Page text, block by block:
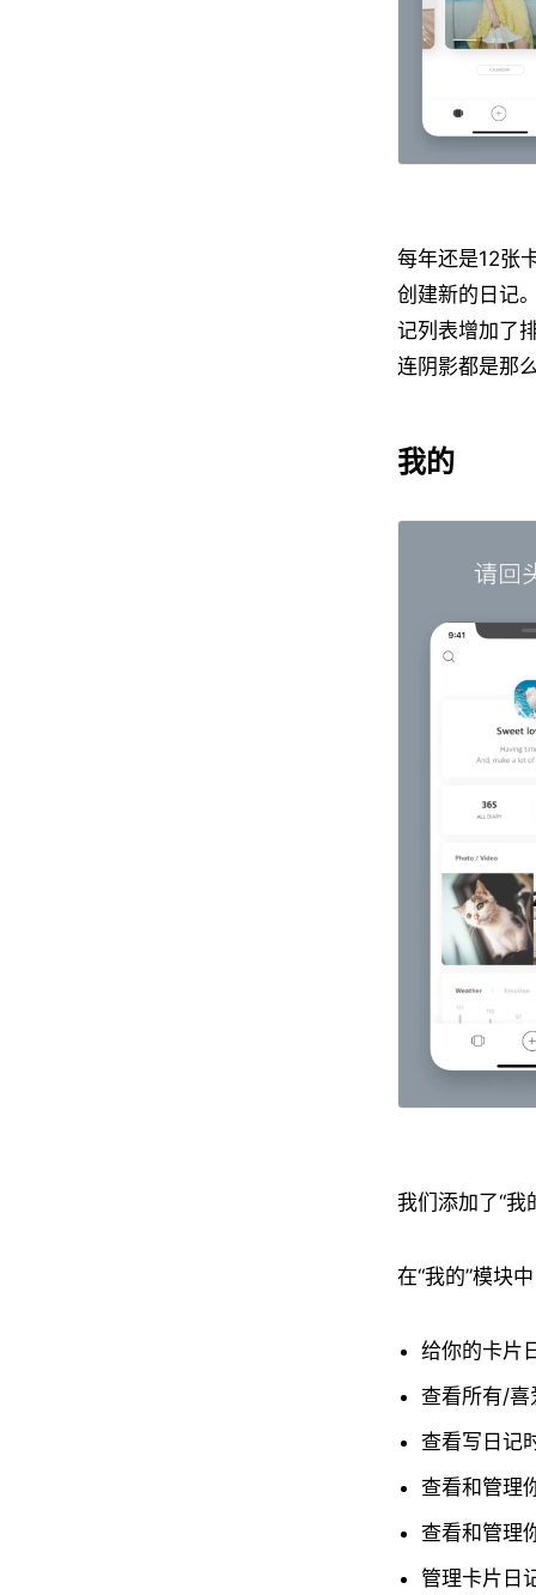
每年还是12张
创建新的日记
记列表增加了
连阴影都是那
我的
我们添加了“我
在“我的”模块
给你的卡片
查看所有/喜
查看写日记
查看和管理
查看和管理
管理卡片日